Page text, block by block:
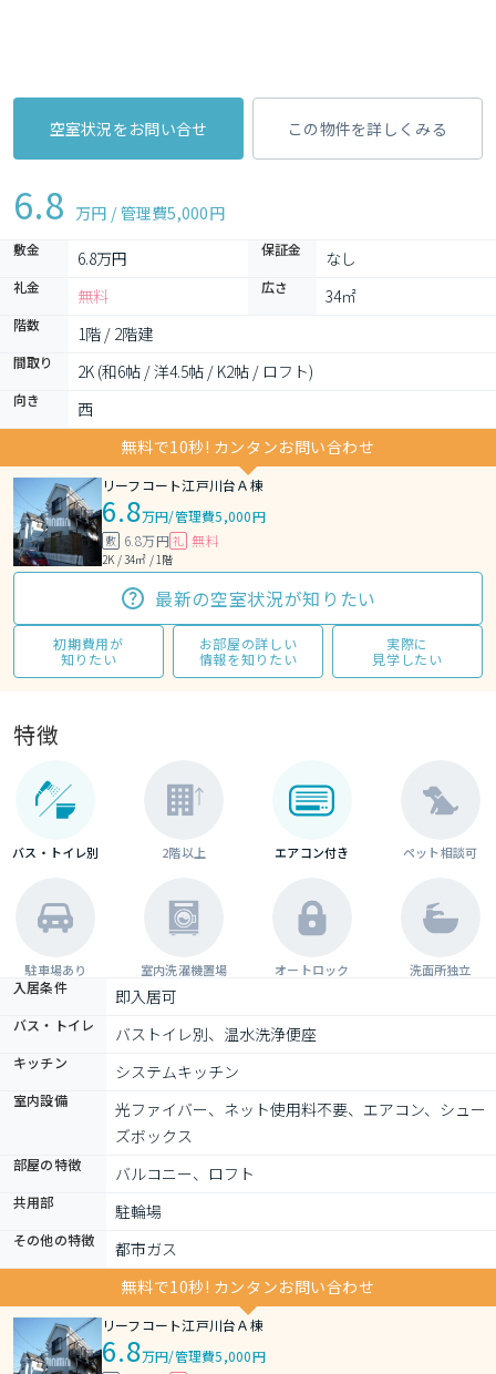
空室状況をお問い合せ この物件を詳しくみる
6.8 万円 / 管理費5,000円
敷金 6.8万円 保証金 なし
礼金 無料 広さ 34㎡
階数 1階 / 2階建
間取り 2K (和6帖 / 洋4.5帖 / K2帖 / ロフト)
向き
西
無料で10秒! カンタンお問い合わせ
リーフコート江戸川台Ａ棟
6.8万円/管理費5,000円
敷 6.8万円 礼 無料
2K / 34㎡ / 1階
最新の空室状況が知りたい
初期費用が
知りたい
お部屋の詳しい
情報を知りたい
実際に
見学したい
特徴
バス・トイレ別 2階以上 エアコン付き ペット相談可
駐車場あり 室内洗濯機置場 オートロック 洗面所独立
入居条件 即入居可
バス・トイレ バストイレ別、温水洗浄便座
キッチン システムキッチン
室内設備
光ファイバー、ネット使用料不要、エアコン、シュー
ズボックス
部屋の特徴 バルコニー、ロフト
共用部 駐輪場
その他の特徴
都市ガス
無料で10秒! カンタンお問い合わせ
リーフコート江戸川台Ａ棟
6.8万円/管理費5,000円